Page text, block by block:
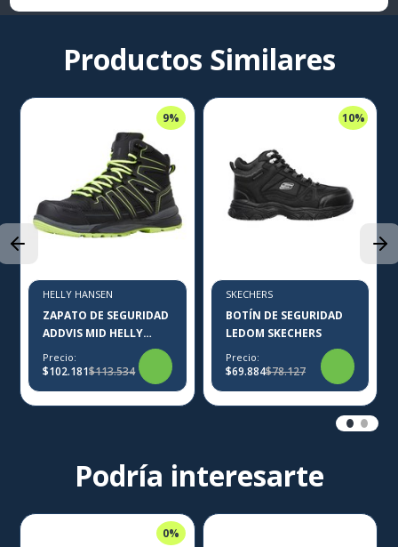
Productos Similares
9%
HELLY HANSEN
ZAPATO DE SEGURIDAD
ADDVIS MID HELLY
HANSEN
Precio:
$102.181$113.534
10%
SKECHERS
BOTÍN DE SEGURIDAD
LEDOM SKECHERS
Precio:
$69.884$78.127
Podría interesarte
0%